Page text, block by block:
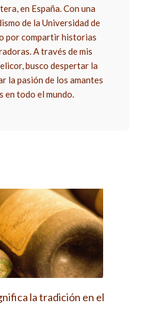
en España. Con una
de la Universidad de
por compartir historias
A través de mis
busco despertar la
la pasión de los amantes
en todo el mundo.
la tradición en el